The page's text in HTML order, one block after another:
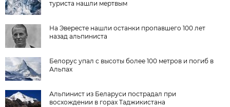
туриста нашли мертвым
На Эвересте нашли останки пропавшего 100 лет
назад альпиниста
Белорус упал с высоты более 100 метров и погиб в
Альпах
Альпинист из Беларуси пострадал при
восхождении в горах Таджикистана